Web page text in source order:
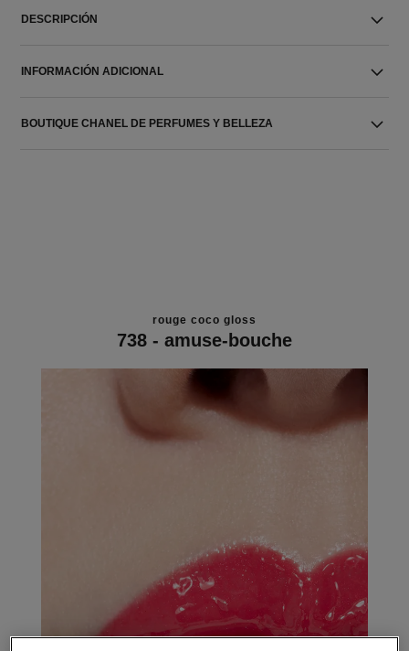
DESCRIPCIÓN
INFORMACIÓN ADICIONAL
BOUTIQUE CHANEL DE PERFUMES Y BELLEZA
rouge coco gloss
738 - amuse-bouche